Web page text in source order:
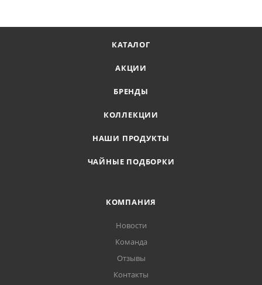
КАТАЛОГ
АКЦИИ
БРЕНДЫ
КОЛЛЕКЦИИ
НАШИ ПРОДУКТЫ
ЧАЙНЫЕ ПОДБОРКИ
КОМПАНИЯ
Новости
Команда
Отзывы
Контакты